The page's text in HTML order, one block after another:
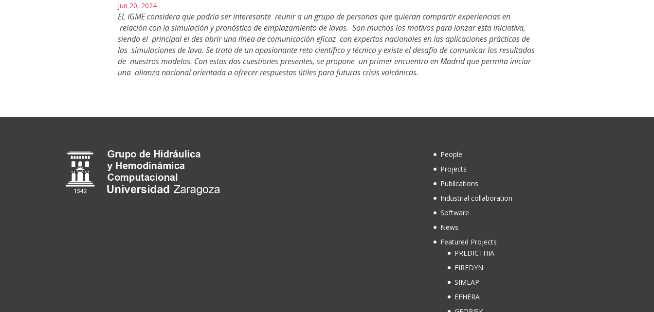
Jun 20, 2024
EL IGME considera que podría ser interesante reunir a un grupo de personas que quieran compartir experiencias en
relación con la simulación y pronóstico de emplazamiento de lavas. Son muchos los motivos para lanzar esta iniciativa,
siendo el principal el des abrir una línea de comunicación eficaz con expertos nacionales en las aplicaciones prácticas de
las simulaciones de lava. Se trata de un apasionante reto científico y técnico y existe el desafío de comunicar los resultados
de nuestros modelos. Con estas dos cuestiones presentes, se propone un primer encuentro en Madrid que permita iniciar
una alianza nacional orientada a ofrecer respuestas útiles para futuras crisis volcánicas.
People
Projects
Publications
Industrial collaboration
Software
News
Featured Projects
PREDICTHIA
FIREDYN
SIMLAP
EFHERA